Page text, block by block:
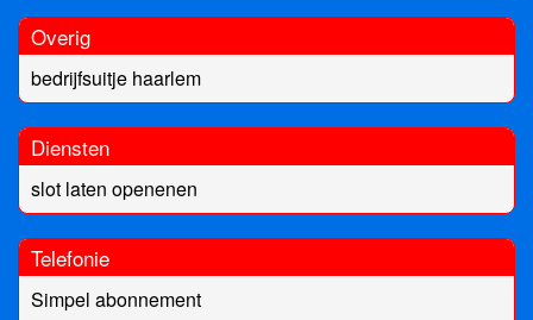
Overig
bedrijfsuitje haarlem
Diensten
slot laten openenen
Telefonie
Simpel abonnement